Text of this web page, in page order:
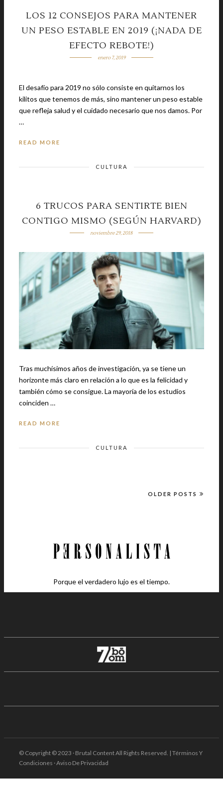
LOS 12 CONSEJOS PARA MANTENER
UN PESO ESTABLE EN 2019 (¡NADA DE
EFECTO REBOTE!)
enero 7, 2019
El desafío para 2019 no sólo consiste en quitarnos los
kilitos que tenemos de más, sino mantener un peso estable
que refleja salud y el cuidado necesario que nos damos. Por
…
READ MORE
CULTURA
6 TRUCOS PARA SENTIRTE BIEN
CONTIGO MISMO (SEGÚN HARVARD)
noviembre 29, 2018
Tras muchísimos años de investigación, ya se tiene un
horizonte más claro en relación a lo que es la felicidad y
también cómo se consigue. La mayoría de los estudios
coinciden …
READ MORE
CULTURA
OLDER POSTS
Porque el verdadero lujo es el tiempo.
© Copyright © 2023 · Brutal Content All Rights Reserved. | Términos Y
Condiciones · Aviso De Privacidad